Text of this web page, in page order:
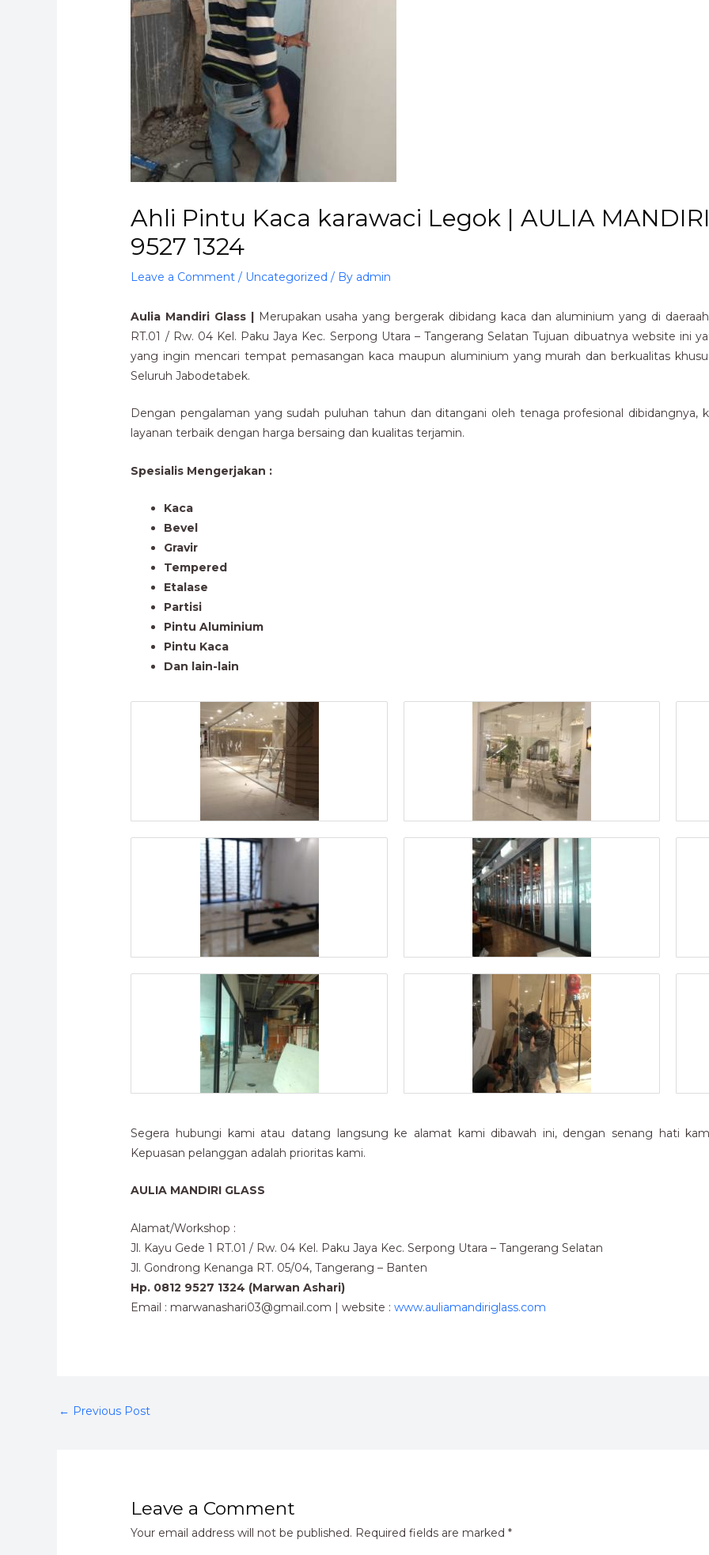
Ahli Pintu Kaca karawaci Legok | AULIA
9527 1324
Leave a Comment / Uncategorized / By admin
Aulia Mandiri Glass |Merupakan usaha yang bergerak dibidang kaca dan aluminium yang di
RT.01 / Rw. 04 Kel. Paku Jaya Kec. Serpong Utara – Tangerang Selatan Tujuan dibuatnya website ini
yang ingin mencari tempat pemasangan kaca maupun aluminium yang murah dan berkualitas
Seluruh Jabodetabek.
Dengan pengalaman yang sudah puluhan tahun dan ditangani oleh tenaga profesional dibidangnya,
layanan terbaik dengan harga bersaing dan kualitas terjamin.
Spesialis Mengerjakan :
Kaca
Bevel
Gravir
Tempered
Etalase
Partisi
Pintu Aluminium
Pintu Kaca
Dan lain-lain
Segera hubungi kami atau datang langsung ke alamat kami dibawah ini, dengan senang hati
Kepuasan pelanggan adalah prioritas kami.
AULIA MANDIRI GLASS
Alamat/Workshop :
Jl. Kayu Gede 1 RT.01 / Rw. 04 Kel. Paku Jaya Kec. Serpong Utara – Tangerang Selatan
Jl. Gondrong Kenanga RT. 05/04, Tangerang – Banten
Hp. 0812 9527 1324 (Marwan Ashari)
Email : marwanashari03@gmail.com | website :www.auliamandiriglass.com
← Previous Post
Leave a Comment
Your email address will not be published. Required fields are marked*